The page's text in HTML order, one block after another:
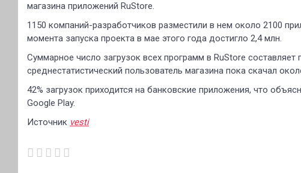
магазина приложений RuStore.
1150 компаний-разработчиков разместили в нем около 2100
момента запуска проекта в мае этого года достигло 2,4 млн.
Суммарное число загрузок всех программ в RuStore
среднестатистический пользователь магазина пока скачал
42% загрузок приходится на банковские приложения, что
Google Play.
Источник vesti